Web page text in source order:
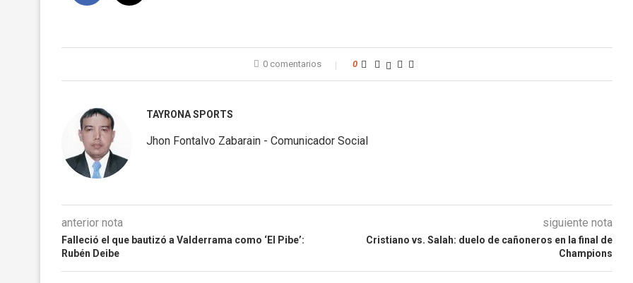
0 comentarios 0
TAYRONA SPORTS
Jhon Fontalvo Zabarain - Comunicador Social
anterior nota
Falleció el que bautizó a Valderrama como ‘El Pibe’:
Rubén Deibe
siguiente nota
Cristiano vs. Salah: duelo de cañoneros en la final de
Champions